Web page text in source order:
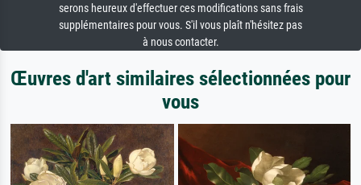
serons heureux d'effectuer ces modifications sans frais
supplémentaires pour vous. S'il vous plaît n'hésitez pas
à nous contacter.
Œuvres d'art similaires sélectionnées pour
vous